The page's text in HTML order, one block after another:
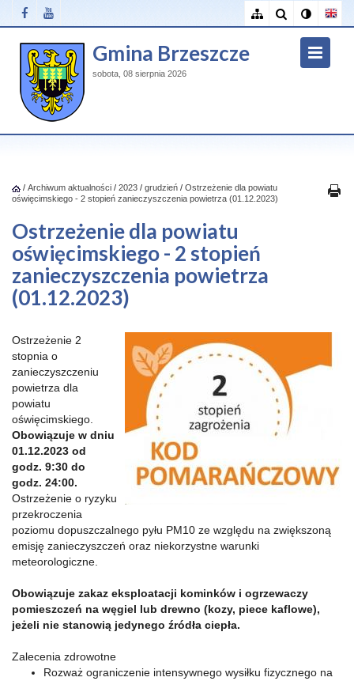
Gmina Brzeszcze
sobota, 08 sierpnia 2026
/ Archiwum aktualności / 2023 / grudzień / Ostrzeżenie dla powiatu
oświęcimskiego - 2 stopień zanieczyszczenia powietrza (01.12.2023)
Ostrzeżenie dla powiatu
oświęcimskiego - 2 stopień
zanieczyszczenia powietrza
(01.12.2023)
Ostrzeżenie 2
stopnia o
zanieczyszczeniu
powietrza dla
powiatu
oświęcimskiego.
Obowiązuje w dniu
01.12.2023 od
godz. 9:30 do
godz. 24:00.
Ostrzeżenie o ryzyku
przekroczenia
poziomu dopuszczalnego pyłu PM10 ze względu na zwiększoną
emisję zanieczyszczeń oraz niekorzystne warunki
meteorologiczne.
Obowiązuje zakaz eksploatacji kominków i ogrzewaczy
pomieszczeń na węgiel lub drewno (kozy, piece kaflowe),
jeżeli nie stanowią jedynego źródła ciepła.
Zalecenia zdrowotne
Rozważ ograniczenie intensywnego wysiłku fizycznego na